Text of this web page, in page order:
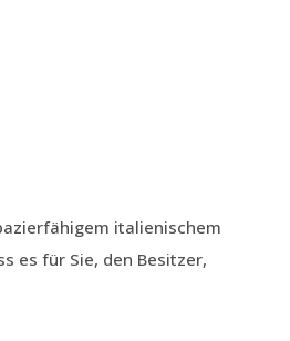
italienischem
es für Sie, den Besitzer,